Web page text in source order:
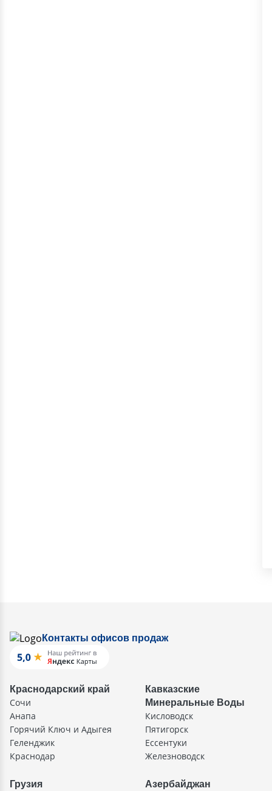
Контакты офисов продаж
Краснодарский край
Сочи
Анапа
Горячий Ключ и Адыгея
Геленджик
Краснодар
Кавказские
Минеральные Воды
Кисловодск
Пятигорск
Ессентуки
Железноводск
Грузия Азербайджан